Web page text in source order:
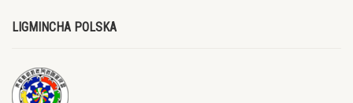
LIGMINCHA POLSKA